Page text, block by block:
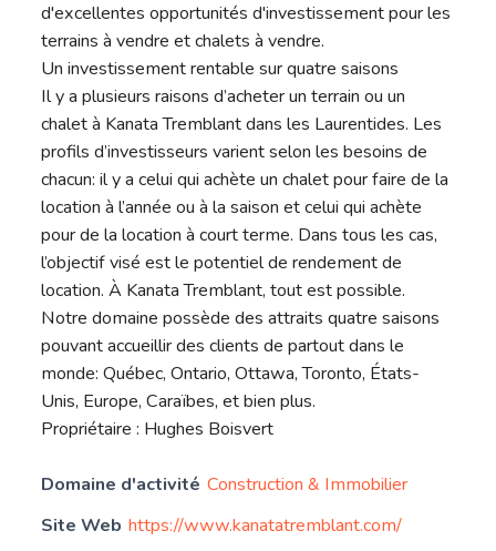
d'excellentes opportunités d'investissement pour les
terrains à vendre et chalets à vendre.
Un investissement rentable sur quatre saisons
Il y a plusieurs raisons d’acheter un terrain ou un
chalet à Kanata Tremblant dans les Laurentides. Les
profils d’investisseurs varient selon les besoins de
chacun: il y a celui qui achète un chalet pour faire de la
location à l’année ou à la saison et celui qui achète
pour de la location à court terme. Dans tous les cas,
l’objectif visé est le potentiel de rendement de
location. À Kanata Tremblant, tout est possible.
Notre domaine possède des attraits quatre saisons
pouvant accueillir des clients de partout dans le
monde: Québec, Ontario, Ottawa, Toronto, États-
Unis, Europe, Caraïbes, et bien plus.
Propriétaire : Hughes Boisvert
Domaine d'activité Construction & Immobilier
Site Web https://www.kanatatremblant.com/